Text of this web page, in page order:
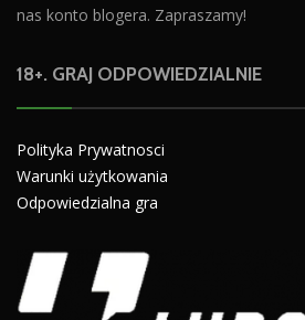
nas konto blogera. Zapraszamy!
18+. GRAJ ODPOWIEDZIALNIE
Polityka Prywatnosci
Warunki użytkowania
Odpowiedzialna gra